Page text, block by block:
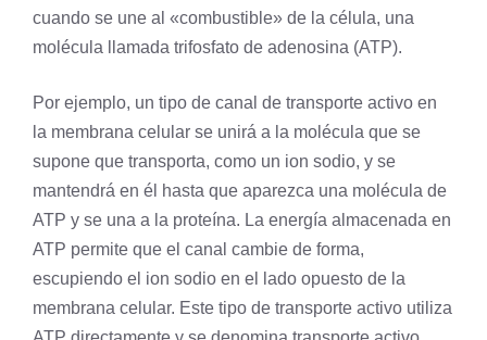
cuando se une al «combustible» de la célula, una
molécula llamada trifosfato de adenosina (ATP).
Por ejemplo, un tipo de canal de transporte activo en
la membrana celular se unirá a la molécula que se
supone que transporta, como un ion sodio, y se
mantendrá en él hasta que aparezca una molécula de
ATP y se una a la proteína. La energía almacenada en
ATP permite que el canal cambie de forma,
escupiendo el ion sodio en el lado opuesto de la
membrana celular. Este tipo de transporte activo utiliza